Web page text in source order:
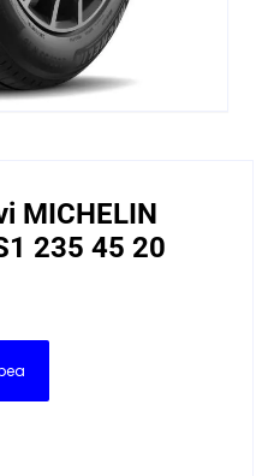
MICHELIN
235 45 20